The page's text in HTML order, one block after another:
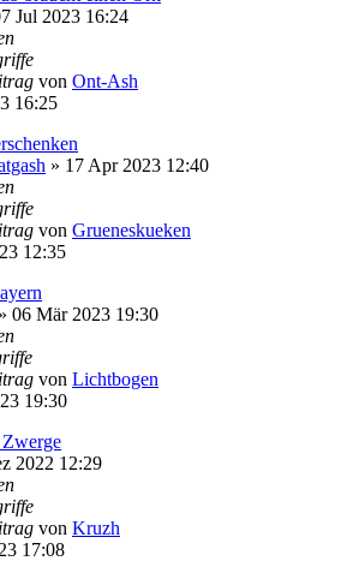
Jul 2023 16:24
von Ont-Ash
16:25
» 17 Apr 2023 12:40
von Grueneskueken
12:35
» 06 Mär 2023 19:30
von Lichtbogen
19:30
2022 12:29
von Kruzh
17:08